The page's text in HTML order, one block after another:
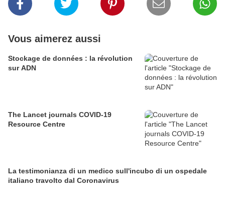
Vous aimerez aussi
Stockage de données : la révolution
sur ADN
The Lancet journals COVID-19
Resource Centre
La testimonianza di un medico sull'incubo di un ospedale
italiano travolto dal Coronavirus